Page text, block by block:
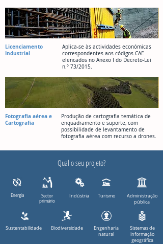
Licenciamento
Industrial
Aplica-se às actividades económicas
correspondentes aos códigos CAE
elencados no Anexo I do Decreto-Lei
n.º 73/2015.
Fotografia aérea e
Cartografia
Produção de cartografia temática de
enquadramento e suporte, com
possibilidade de levantamento de
fotografia aérea com recurso a drones.
Qual o seu projeto?
Energia
Sector
primário
Indústria Turismo
Administração
pública
Sustentabilidade Biodiversidade
Engenharia
natural
Sistemas de
informação
geográfica